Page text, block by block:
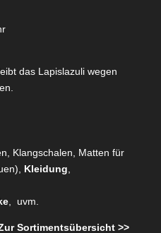
das Lapislazuli wegen
Klangschalen, Matten für
Kleidung,
, uvm.
Sortimentsübersicht >>